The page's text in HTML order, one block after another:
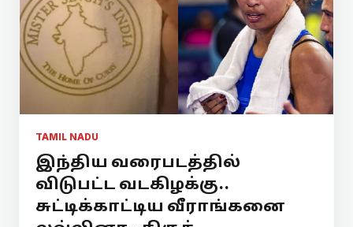
TAMIL NADU
இந்திய வரைபடத்தில்
விடுபட்ட வடகிழக்கு..
சுட்டிக்காட்டிய வீராங்கனை